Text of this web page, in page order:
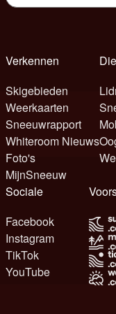
Verkennen
Skigebieden
Weerkaarten
Sneeuwrapport
Whiteroom Nieuws
Foto's
MijnSneeuw
Sociale
Facebook
Instagram
TikTok
YouTube